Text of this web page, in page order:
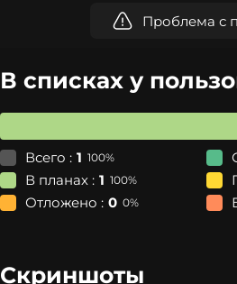
Проблема с
В списках у
Всего : 1 100%
В планах : 1 100%
Отложено : 0 0%
Скриншоты